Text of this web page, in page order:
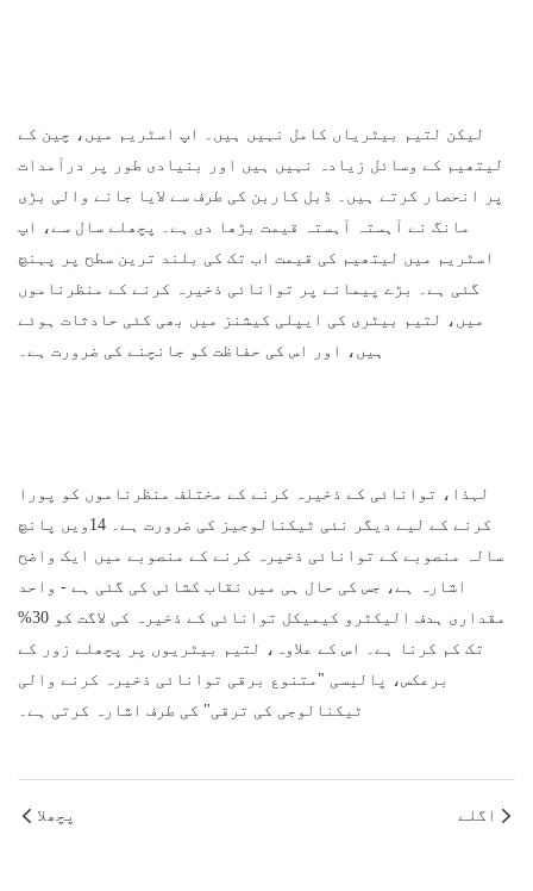
لیکن لتیم بیٹریاں کامل نہیں ہیں۔ اپ اسٹریم میں، چین کے
لیتھیم کے وسائل زیادہ نہیں ہیں اور بنیادی طور پر درآمدات
پر انحصار کرتے ہیں۔ ڈبل کاربن کی طرف سے لایا جانے والی بڑی
مانگ نے آہستہ آہستہ قیمت بڑھا دی ہے۔ پچھلے سال سے، اپ
اسٹریم میں لیتھیم کی قیمت اب تک کی بلند ترین سطح پر پہنچ
گئی ہے۔ بڑے پیمانے پر توانائی ذخیرہ کرنے کے منظرناموں
میں، لتیم بیٹری کی ایپلی کیشنز میں بھی کئی حادثات ہوئے
ہیں، اور اس کی حفاظت کو جانچنے کی ضرورت ہے۔
لہذا، توانائی کے ذخیرہ کرنے کے مختلف منظرناموں کو پورا
کرنے کے لیے دیگر نئی ٹیکنالوجیز کی ضرورت ہے۔ 14ویں پانچ
سالہ منصوبے کے توانائی ذخیرہ کرنے کے منصوبے میں ایک واضح
اشارہ ہے، جس کی حال ہی میں نقاب کشائی کی گئی ہے - واحد
مقداری ہدف الیکٹرو کیمیکل توانائی کے ذخیرہ کی لاگت کو 30%
تک کم کرنا ہے۔ اس کے علاوہ، لتیم بیٹریوں پر پچھلے زور کے
برعکس، پالیسی "متنوع برقی توانائی ذخیرہ کرنے والی
ٹیکنالوجی کی ترقی" کی طرف اشارہ کرتی ہے۔
پچھلا اگلے